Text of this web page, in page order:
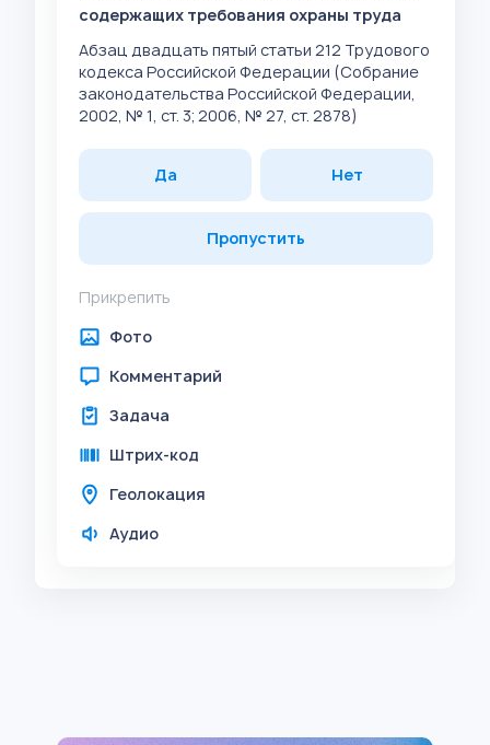
содержащих требования охраны труда
Абзац двадцать пятый статьи 212 Трудового
кодекса Российской Федерации (Собрание
законодательства Российской Федерации,
2002, № 1, ст. 3; 2006, № 27, ст. 2878)
Да Нет
Пропустить
Прикрепить
Фото
Комментарий
Задача
Штрих-код
Геолокация
Аудио